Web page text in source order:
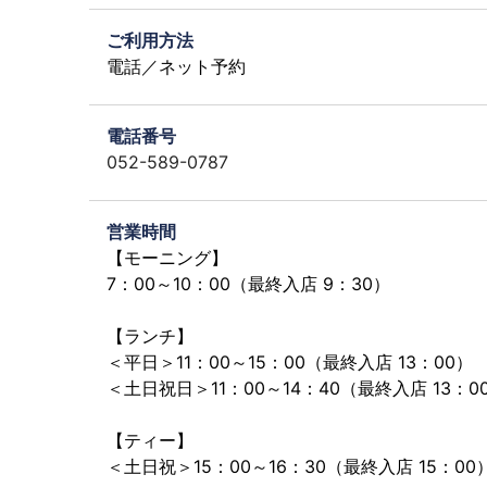
ご利用方法
電話／ネット予約
電話番号
052-589-0787
営業時間
【モーニング】
7：00～10：00（最終入店 9：30）
【ランチ】
＜平日＞11：00～15：00（最終入店 13：00）
＜土日祝日＞11：00～14：40（最終入店 13：
【ティー】
＜土日祝＞15：00～16：30（最終入店 15：00